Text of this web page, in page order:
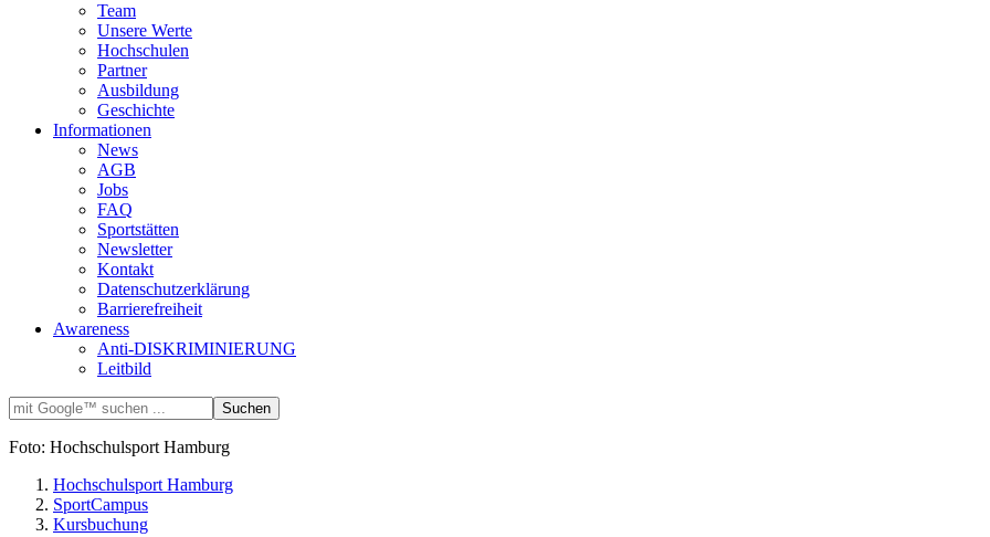
Team
Unsere Werte
Hochschulen
Partner
Ausbildung
Geschichte
Informationen
News
AGB
Jobs
FAQ
Sportstätten
Newsletter
Kontakt
Datenschutzerklärung
Barrierefreiheit
Awareness
Anti-DISKRIMINIERUNG
Leitbild
Foto: Hochschulsport Hamburg
Hochschulsport Hamburg
SportCampus
Kursbuchung